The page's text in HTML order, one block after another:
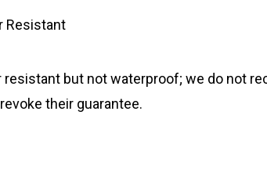
Resistant
resistant but not waterproof; we do not
their guarantee.